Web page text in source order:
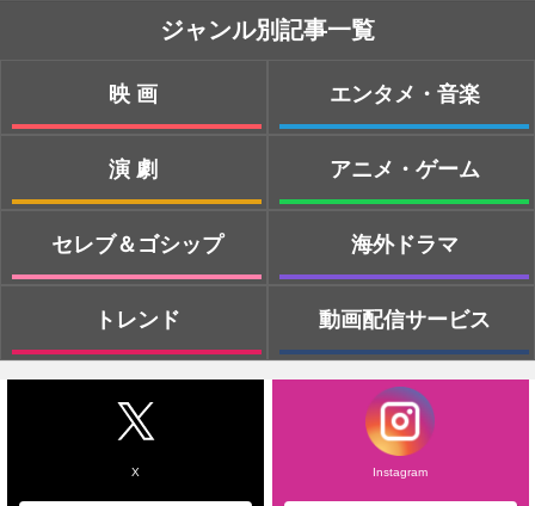
ジャンル別記事一覧
映画
演劇
セレブ＆ゴシップ
トレンド
エンタメ・音楽
アニメ・ゲーム
海外ドラマ
動画配信サービス
X Instagram